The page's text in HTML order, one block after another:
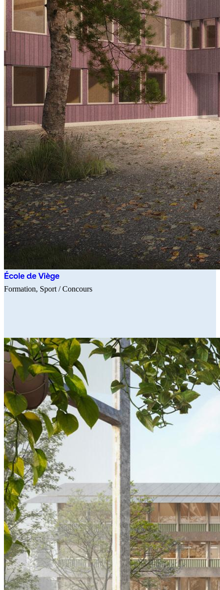
École de Viège
Formation Sport / Concours